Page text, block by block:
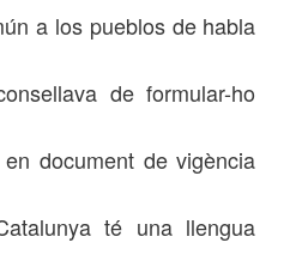
a los pueblos de habla
de formular-ho
document de vigència
té una llengua